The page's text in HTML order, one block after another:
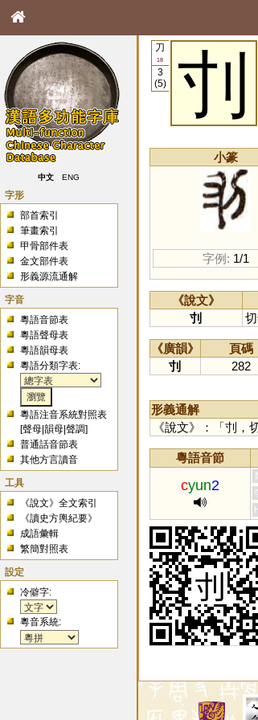
中文 ENG
字形
部首索引
筆畫索引
甲骨部件表
金文部件表
形義源流通解
字音
粵語音節表
粵語聲母表
粵語韻母表
粵語分類字表:
粵語注音系統對照表
[聲母 |韻母 |聲調]
普通話音節表
其他方言讀音
工具
《說文》全文索引
《讀史方輿紀要》
成語彙輯
繁簡對照表
設定
冷僻字:
粵音系統:
刀
18
3
(5)
刌
小篆
字例: 1/1
《說文》
刌
《廣韻》 頁碼
刌
282
形義通解
《說文》：「刌，
粵語音節
cyun2
黃